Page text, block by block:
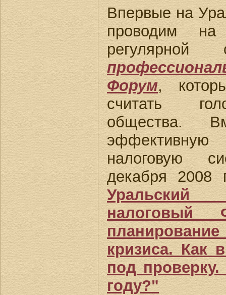
Впервые на
проводим на
Форум,
считать
общества.
налоговую
декабря 2008
Уральский
налоговый
кризиса. Как
под
году?"